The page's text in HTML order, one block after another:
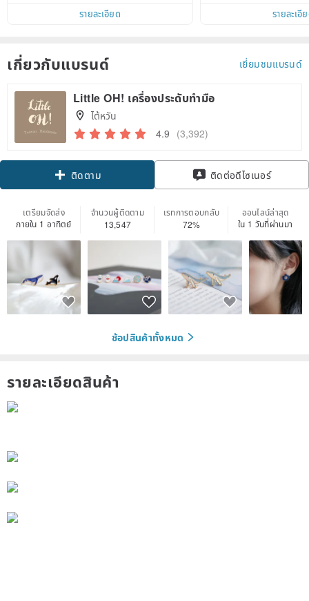
รายละเอียด
รายละเอี
เกี่ยวกับแบรนด์ เยี่ยมชมแบรนด์
Little OH! เครื่องประดับทำมือ
ไต้หวัน
4.9 (3,392)
ติดตาม
ติดต่อดีไซเนอร์
เตรียมจัดส่ง
ภายใน 1 อาทิตย์
จำนวนผู้ติดตาม
13,547
เรทการตอบกลับ
72%
ออนไลน์ล่าสุด
ใน 1 วันที่ผ่านมา
ช้อปสินค้าทั้งหมด
รายละเอียดสินค้า